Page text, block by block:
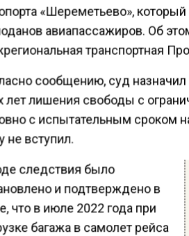
«Шереметьево»,
авиапассажиров. Об
транспортная
сообщению, суд
лет лишения свободы с
с испытательным сроком
не вступил.
следствия было
и подтверждено в
что в июле 2022 года при
багажа в самолет рейса